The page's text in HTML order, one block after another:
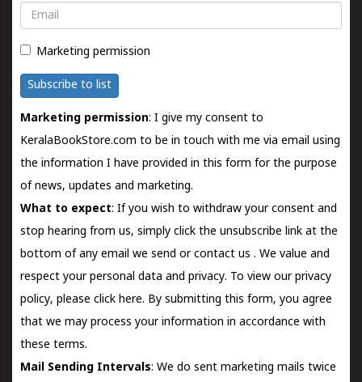
Email
Marketing permission
Subscribe to list
Marketing permission: I give my consent to
KeralaBookStore.com to be in touch with me via email using
the information I have provided in this form for the purpose
of news, updates and marketing.
What to expect: If you wish to withdraw your consent and
stop hearing from us, simply click the unsubscribe link at the
bottom of any email we send orcontact us . We value and
respect your personal data and privacy. To view our privacy
policy, please click here. By submitting this form, you agree
that we may process your information in accordance with
these terms.
Mail Sending Intervals: We do sent marketing mails twice